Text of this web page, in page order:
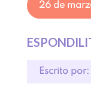
26 de
Escrito